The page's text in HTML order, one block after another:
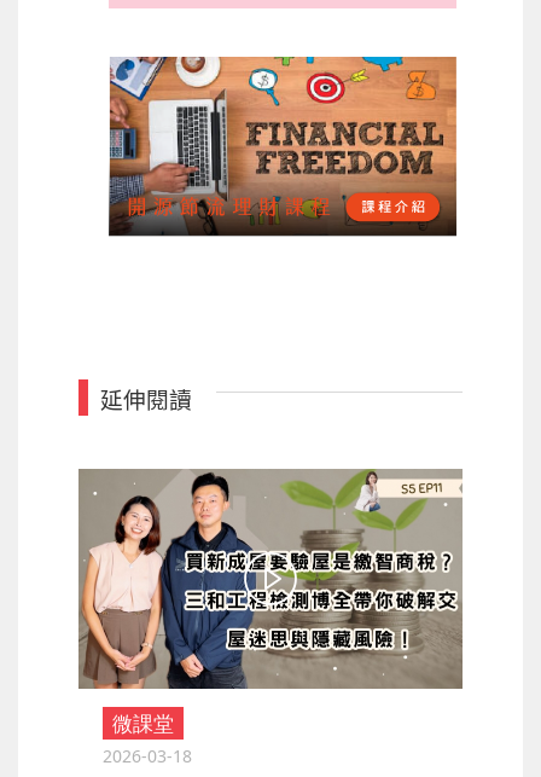
延伸閱讀
微課堂
2026-03-18